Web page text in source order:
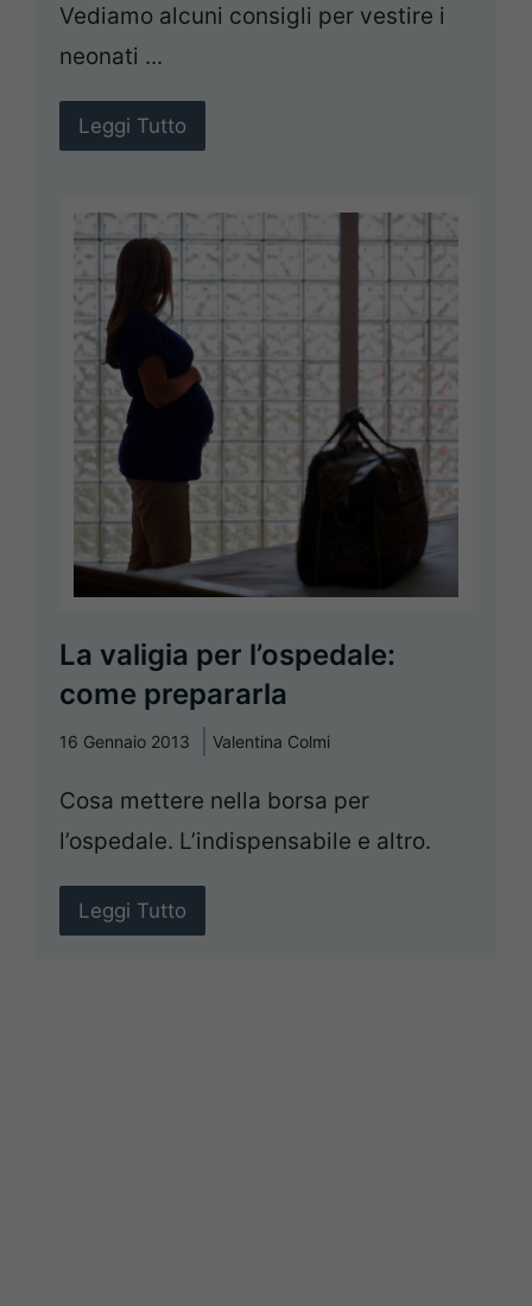
Vediamo alcuni consigli per vestire i
neonati ...
Leggi Tutto
La valigia per l’ospedale:
come prepararla
16 Gennaio 2013 Valentina Colmi
Cosa mettere nella borsa per
l’ospedale. L’indispensabile e altro.
Leggi Tutto